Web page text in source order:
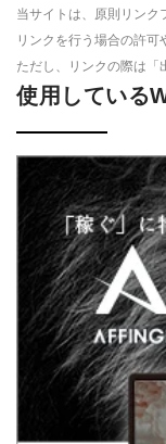
当サイトは、原則リンク
リンクを行う場合の許可
ただし、リンクの際は「
使用している